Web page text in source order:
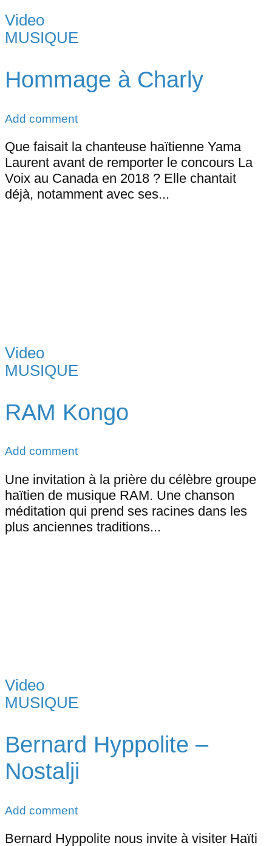
Video
MUSIQUE
Hommage à Charly
Add comment
Que faisait la chanteuse haïtienne Yama
Laurent avant de remporter le concours La
Voix au Canada en 2018 ? Elle chantait
déjà, notamment avec ses...
Video
MUSIQUE
RAM Kongo
Add comment
Une invitation à la prière du célèbre groupe
haïtien de musique RAM. Une chanson
méditation qui prend ses racines dans les
plus anciennes traditions...
Video
MUSIQUE
Bernard Hyppolite –
Nostalji
Add comment
Bernard Hyppolite nous invite à visiter Haïti